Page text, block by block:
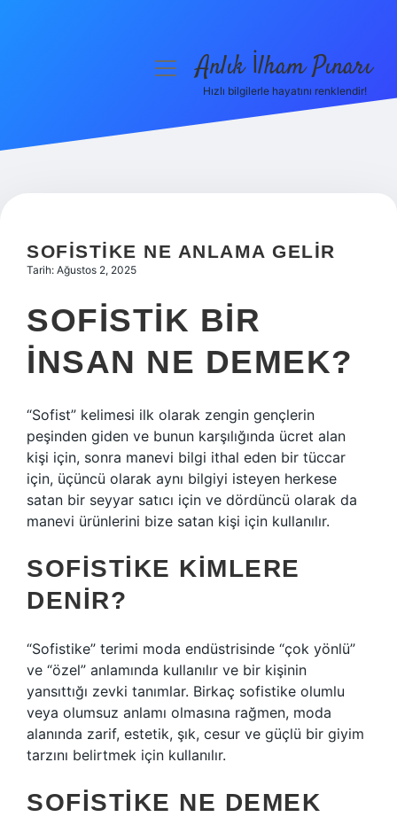
Hakkımızda
menüyüAnlık İlham Pınarı
Hızlı bilgilerle hayatını renklendir!
SOFISTIKE NE ANLAMA GELIR
Tarih: Ağustos 2, 2025
SOFISTIK BIR
INSAN NE DEMEK?
“Sofist” kelimesi ilk olarak zengin gençlerin
peşinden giden ve bunun karşılığında ücret alan
kişi için, sonra manevi bilgi ithal eden bir tüccar
için, üçüncü olarak aynı bilgiyi isteyen herkese
satan bir seyyar satıcı için ve dördüncü olarak da
manevi ürünlerini bize satan kişi için kullanılır.
SOFISTIKE KIMLERE
DENIR?
“Sofistike” terimi moda endüstrisinde “çok yönlü”
ve “özel” anlamında kullanılır ve bir kişinin
yansıttığı zevki tanımlar. Birkaç sofistike olumlu
veya olumsuz anlamı olmasına rağmen, moda
alanında zarif, estetik, şık, cesur ve güçlü bir giyim
tarzını belirtmek için kullanılır.
SOFISTIKE NE DEMEK